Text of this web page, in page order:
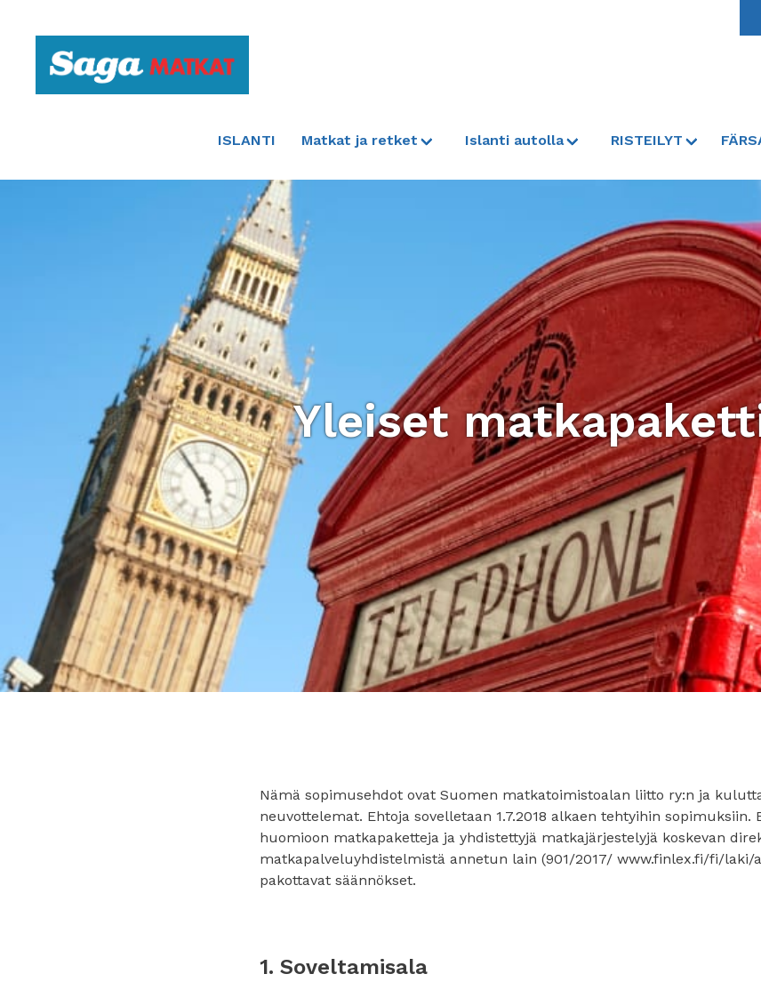
Etusivulle
ISLANTI Matkat ja retket Islanti autolla RISTEILYT
Yleiset
Nämä sopimusehdot ovat Suomen matkatoimistoalan liitto ry:n ja
neuvottelemat. Ehtoja sovelletaan 1.7.2018 alkaen tehtyihin sopimuksiin.
huomioon matkapaketteja ja yhdistettyjä matkajärjestelyjä koskevan
matkapalveluyhdistelmistä annetun lain (901/2017/ www.finlex.fi/fi/laki/
pakottavat säännökset.
1. Soveltamisala